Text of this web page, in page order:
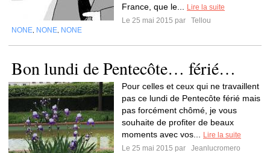
France, que le...
Lire la suite
Le 25 mai 2015 par
Tellou
NONE NONE NONE
Bon lundi de Pentecôte… férié…
Pour celles et ceux qui ne travaillent
pas ce lundi de Pentecôte férié mais
pas forcément chômé, je vous
souhaite de profiter de beaux
moments avec vos...
Lire la suite
Le 25 mai 2015 par
Jeanlucromero